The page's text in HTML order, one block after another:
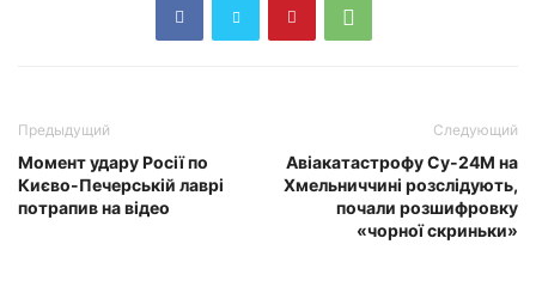
Предыдущий
Момент удару Росії по
Києво-Печерській лаврі
потрапив на відео
Следующий
Авіакатастрофу Су-24М на
Хмельниччині розслідують,
почали розшифровку
«чорної скриньки»